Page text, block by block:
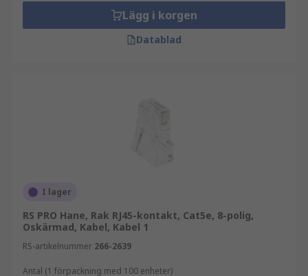
Lägg i korgen
Datablad
I lager
RS PRO Hane, Rak RJ45-kontakt, Cat5e, 8-polig,
Oskärmad, Kabel, Kabel 1
RS-artikelnummer 266-2639
Antal (1 förpackning med 100 enheter)